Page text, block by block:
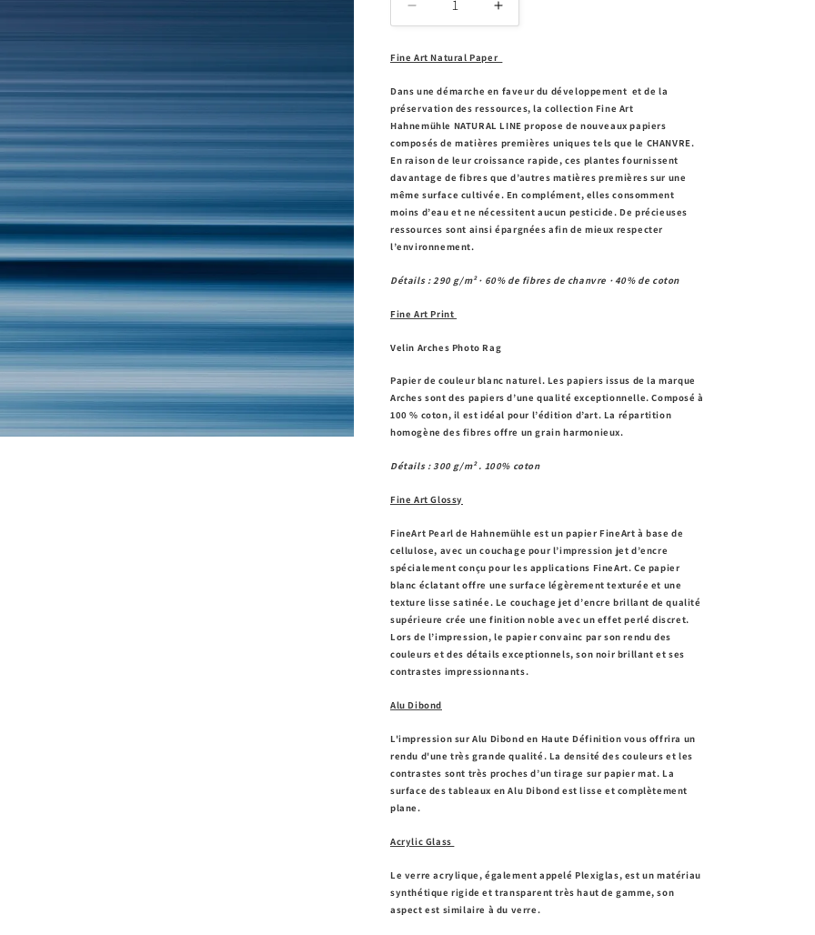
Réduire
la
quantité
Dreamy
Lines
Augmenter
la
quantité
Dreamy
Lines
Fine Art Natural Paper
Dans une démarche en faveur du développement et de la
préservation des ressources, la collection Fine Art
Hahnemühle NATURAL LINE propose de nouveaux papiers
composés de matières premières uniques tels que le CHANVRE.
En raison de leur croissance rapide, ces plantes fournissent
davantage de fibres que d’autres matières premières sur une
même surface cultivée. En complément, elles consomment
moins d’eau et ne nécessitent aucun pesticide. De précieuses
ressources sont ainsi épargnées afin de mieux respecter
l’environnement.
Détails : 290 g/m² · 60% de fibres de chanvre · 40% de coton
Fine Art Print
Velin Arches Photo Rag
Papier de couleur blanc naturel. Les papiers issus de la marque
Arches sont des papiers d’une qualité exceptionnelle. Composé à
100 % coton, il est idéal pour l’édition d’art. La répartition
homogène des fibres offre un grain harmonieux.
Détails : 300 g/m² . 100% coton
Fine Art Glossy
FineArt Pearl de Hahnemühle est un papier FineArt à base de
cellulose, avec un couchage pour l’impression jet d’encre
spécialement conçu pour les applications FineArt. Ce papier
blanc éclatant offre une surface légèrement texturée et une
texture lisse satinée. Le couchage jet d’encre brillant de qualité
supérieure crée une finition noble avec un effet perlé discret.
Lors de l’impression, le papier convainc par son rendu des
couleurs et des détails exceptionnels, son noir brillant et ses
contrastes impressionnants.
Alu Dibond
L'impression sur Alu Dibond en Haute Définition vous offrira un
rendu d'une très grande qualité. La densité des couleurs et les
contrastes sont très proches d’un tirage sur papier mat. La
surface des tableaux en Alu Dibond est lisse et complètement
plane.
Acrylic Glass
Le verre acrylique, également appelé Plexiglas, est un matériau
synthétique rigide et transparent très haut de gamme, son
aspect est similaire à du verre.